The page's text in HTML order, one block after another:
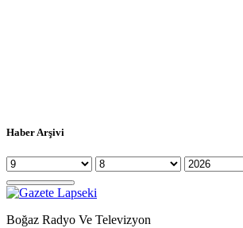
Haber Arşivi
Boğaz Radyo Ve Televizyon